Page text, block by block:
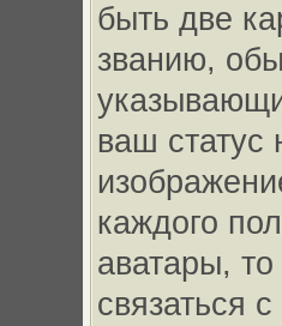
быть две
званию,
ваш статус
каждого
аватары,
связаться